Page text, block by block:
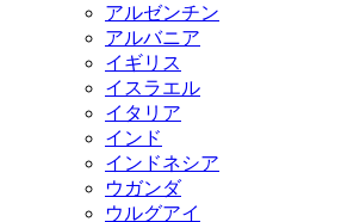
アルゼンチン
アルバニア
イギリス
イスラエル
イタリア
インド
インドネシア
ウガンダ
ウルグアイ